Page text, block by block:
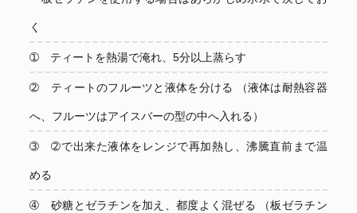
く
➀ ティートを熱湯で淹れ、5分以上蒸らす
➁ ティートのフルーツと液体を分ける （液体は耐熱容器
へ、フルーツはアイスバーの型の中へ入れる）
➂ ➁で出来た液体をレンジで再加熱し、沸騰直前まで温
める
➃ 砂糖とゼラチンを加え、都度よく混ぜる （板ゼラチン